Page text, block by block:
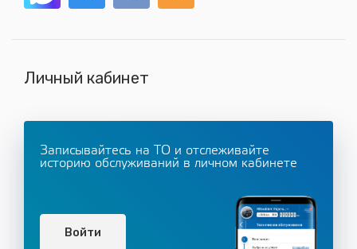
Личный кабинет
Записывайтесь на ТО и отслеживайте
историю обслуживаний в личном кабинете
Войти